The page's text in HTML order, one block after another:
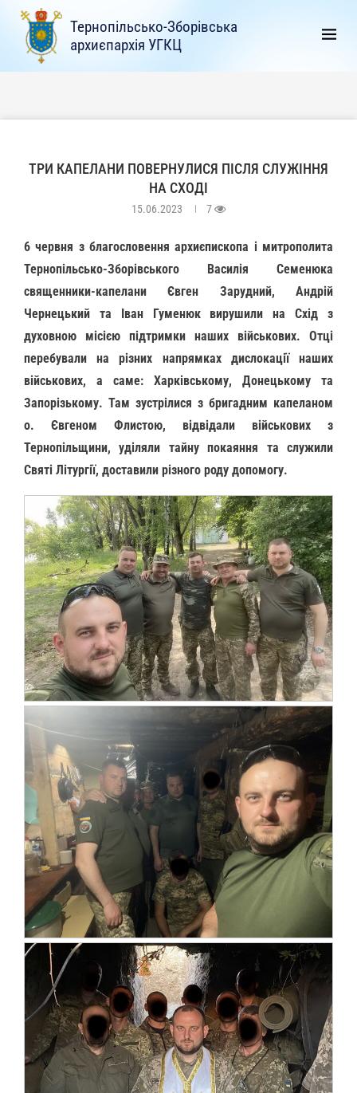
Тернопільсько-Зборівська
архиєпархія УГКЦ
ТРИ КАПЕЛАНИ ПОВЕРНУЛИСЯ ПІСЛЯ СЛУЖІННЯ
НА СХОДІ
15.06.2023 7
6 червня з благословення архиєпископа і митрополита
Тернопільсько-Зборівського Василія Семенюка
священники-капелани Євген Зарудний, Андрій
Чернецький та Іван Гуменюк вирушили на Схід з
духовною місією підтримки наших військових. Отці
перебували на різних напрямках дислокації наших
військових, а саме: Харківському, Донецькому та
Запорізькому. Там зустрілися з бригадним капеланом
о. Євгеном Флистою, відвідали військових з
Тернопільщини, уділяли тайну покаяння та служили
Святі Літургії, доставили різного роду допомогу.